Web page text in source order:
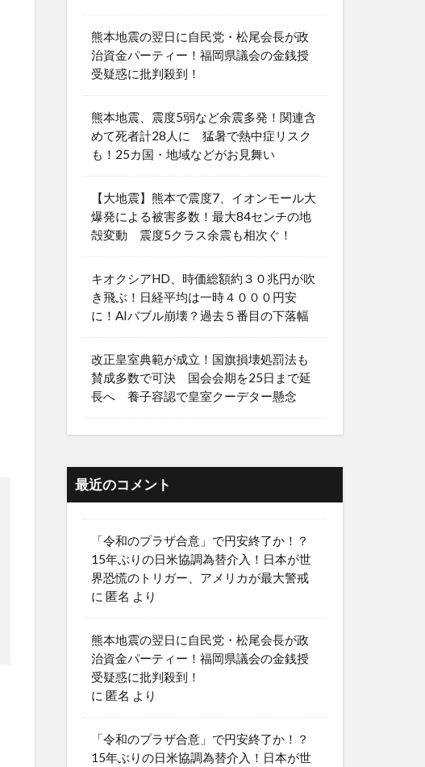
熊本地震の翌日に自民党・松尾会長が政
治資金パーティー！福岡県議会の金銭授
受疑惑に批判殺到！
熊本地震、震度5弱など余震多発！関連含
めて死者計28人に 猛暑で熱中症リスク
も！25カ国・地域などがお見舞い
【大地震】熊本で震度7、イオンモール大
爆発による被害多数！最大84センチの地
殻変動 震度5クラス余震も相次ぐ！
キオクシアHD、時価総額約３０兆円が吹
き飛ぶ！日経平均は一時４０００円安
に！AIバブル崩壊？過去５番目の下落幅
改正皇室典範が成立！国旗損壊処罰法も
賛成多数で可決 国会会期を25日まで延
長へ 養子容認で皇室クーデター懸念
最近のコメント
「令和のプラザ合意」で円安終了か！？
15年ぶりの日米協調為替介入！日本が世
界恐慌のトリガー、アメリカが最大警戒
に 匿名 より
熊本地震の翌日に自民党・松尾会長が政
治資金パーティー！福岡県議会の金銭授
受疑惑に批判殺到！
に 匿名 より
「令和のプラザ合意」で円安終了か！？
15年ぶりの日米協調為替介入！日本が世